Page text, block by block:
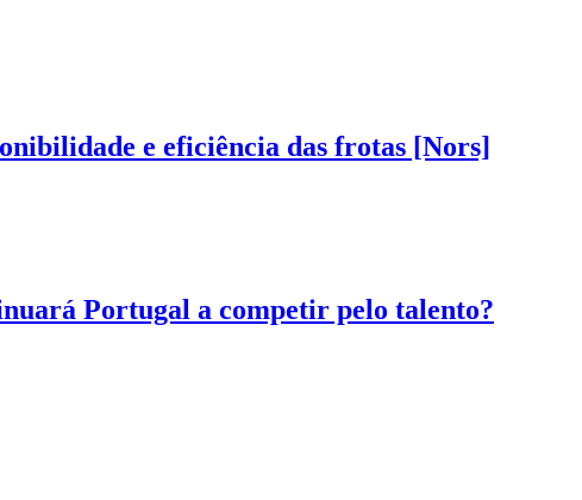
e eficiência das frotas [Nors]
Portugal a competir pelo talento?